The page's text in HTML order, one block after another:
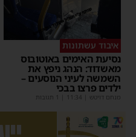
איבוד עשתונות
נסיעת האימים באוטובוס
מאשדוד: הנהג ניפץ את
השמשה לעיני הנוסעים –
ילדים פרצו בבכי
מנחם דויטש 11:34